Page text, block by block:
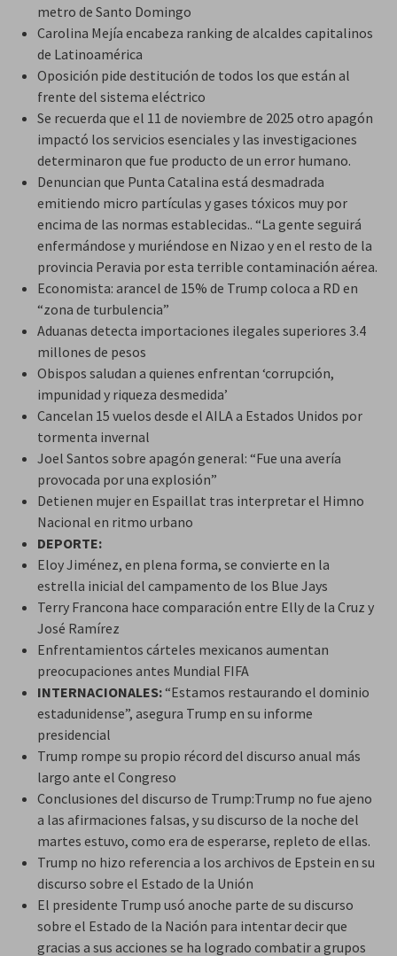
metro de Santo Domingo
Carolina Mejía encabeza ranking de alcaldes capitalinos
de Latinoamérica
Oposición pide destitución de todos los que están al
frente del sistema eléctrico
Se recuerda que el 11 de noviembre de 2025 otro apagón
impactó los servicios esenciales y las investigaciones
determinaron que fue producto de un error humano.
Denuncian que Punta Catalina está desmadrada
emitiendo micro partículas y gases tóxicos muy por
encima de las normas establecidas.. “La gente seguirá
enfermándose y muriéndose en Nizao y en el resto de la
provincia Peravia por esta terrible contaminación aérea.
Economista: arancel de 15% de Trump coloca a RD en
“zona de turbulencia”
Aduanas detecta importaciones ilegales superiores 3.4
millones de pesos
Obispos saludan a quienes enfrentan ‘corrupción,
impunidad y riqueza desmedida’
Cancelan 15 vuelos desde el AILA a Estados Unidos por
tormenta invernal
Joel Santos sobre apagón general: “Fue una avería
provocada por una explosión”
Detienen mujer en Espaillat tras interpretar el Himno
Nacional en ritmo urbano
DEPORTE:
Eloy Jiménez, en plena forma, se convierte en la
estrella inicial del campamento de los Blue Jays
Terry Francona hace comparación entre Elly de la Cruz y
José Ramírez
Enfrentamientos cárteles mexicanos aumentan
preocupaciones antes Mundial FIFA
INTERNACIONALES:“Estamos restaurando el dominio
estadunidense”, asegura Trump en su informe
presidencial
Trump rompe su propio récord del discurso anual más
largo ante el Congreso
Conclusiones del discurso de Trump:Trump no fue ajeno
a las afirmaciones falsas, y su discurso de la noche del
martes estuvo, como era de esperarse, repleto de ellas.
Trump no hizo referencia a los archivos de Epstein en su
discurso sobre el Estado de la Unión
El presidente Trump usó anoche parte de su discurso
sobre el Estado de la Nación para intentar decir que
gracias a sus acciones se ha logrado combatir a grupos